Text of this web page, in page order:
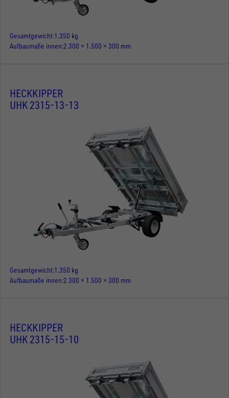
Gesamtgewicht 1.350 kg
Aufbaumaße innen 2.300 × 1.500 × 300 mm
HECKKIPPER
UHK 2315-13-13
Gesamtgewicht 1.350 kg
Aufbaumaße innen 2.300 × 1.500 × 300 mm
HECKKIPPER
UHK 2315-15-10